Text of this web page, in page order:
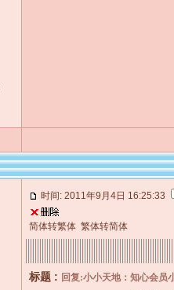
时间: 2011年9月4日 16:25:33
简体转繁体 繁体转简体
标题 : 回复:小小天地：知心会员